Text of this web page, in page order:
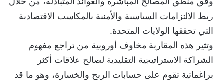
ربط الالتزامات السياسية والأمنية بالمكاسب الاقتصادية
التي تحققها الولايات المتحدة.
وتثير هذه المقاربة مخاوف أوروبية من تراجع مفهوم
الشراكة الاستراتيجية التقليدية لصالح علاقات أكثر
براغماتية تقوم على حسابات الربح والخسارة، وهو ما قد